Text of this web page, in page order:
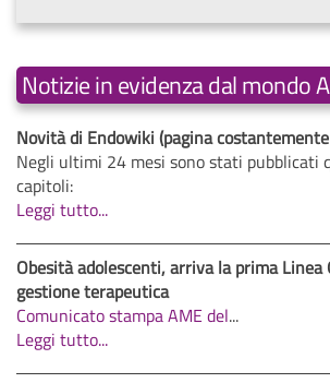
Notizie in evidenza dal mondo
Novità di Endowiki (pagina
Negli ultimi 24 mesi sono stati pubblicati
capitoli:
Leggi tutto...
Obesità adolescenti, arriva la prima Linea
gestione terapeutica
Comunicato stampa AME del...
Leggi tutto...